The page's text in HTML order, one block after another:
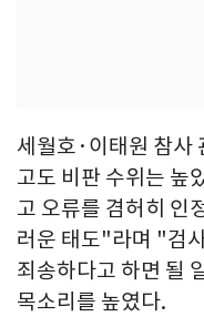
세월호·이태원 참사
고도 비판 수위는 높
고 오류를 겸허히 인
러운 태도"라며 "검
죄송하다고 하면 될
목소리를 높였다.